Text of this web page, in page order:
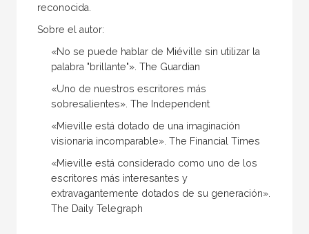
reconocida.
Sobre el autor:
«No se puede hablar de Miéville sin utilizar la
palabra "brillante"». The Guardian
«Uno de nuestros escritores más
sobresalientes». The Independent
«Mieville está dotado de una imaginación
visionaria incomparable». The Financial Times
«Mieville está considerado como uno de los
escritores más interesantes y
extravagantemente dotados de su generación».
The Daily Telegraph